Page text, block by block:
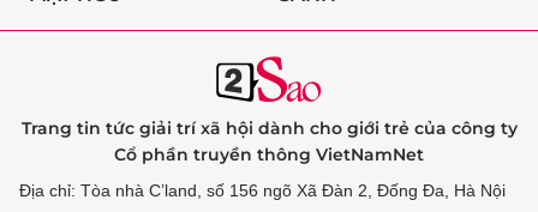
Trang tin tức giải trí xã hội dành cho giới trẻ của công ty
Cổ phần truyền thông VietNamNet
Địa chỉ: Tòa nhà C’land, số 156 ngõ Xã Đàn 2, Đống Đa, Hà Nội